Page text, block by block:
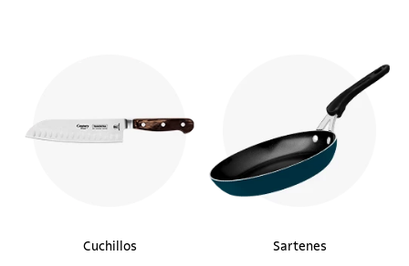
Cuchillos Sartenes